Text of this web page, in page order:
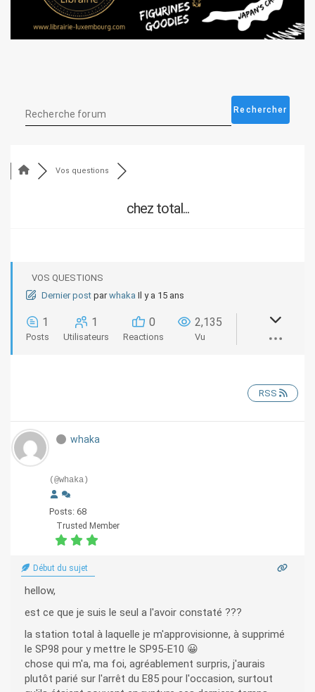
Vos questions
chez total...
VOS QUESTIONS
Dernier post par whaka Il y a 15 ans
1
Posts
1
Utilisateurs
0
Reactions
2,135
Vu
RSS
whaka
(@whaka)
Posts: 68
Trusted Member
Début du sujet
hellow,
est ce que je suis le seul a l'avoir constaté ???
la station total à laquelle je m'approvisionne, à supprimé
le SP98 pour y mettre le SP95-E10 😀
chose qui m'a, ma foi, agréablement surpris, j'aurais
plutôt parié sur l'arrêt du E85 pour l'occasion, surtout